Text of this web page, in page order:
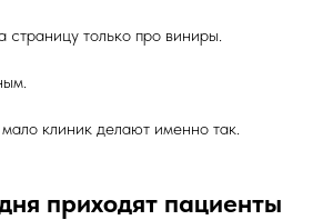
страницу только про виниры.
клиник делают именно так.
приходят пациенты